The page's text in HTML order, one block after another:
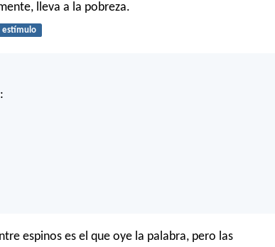
lleva a la pobreza.
estímulo
espinos es el que oye la palabra, pero las